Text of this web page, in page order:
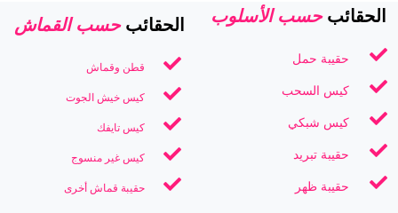
الحقائبحسب الأسلوب
حقيبة حمل
كيس السحب
كيس شبكي
حقيبة تبريد
حقيبة ظهر
الحقائبحسب القماش
قطن وقماش
كيس خيش الجوت
كيس تايفك
كيس غير منسوج
حقيبة قماش أخرى